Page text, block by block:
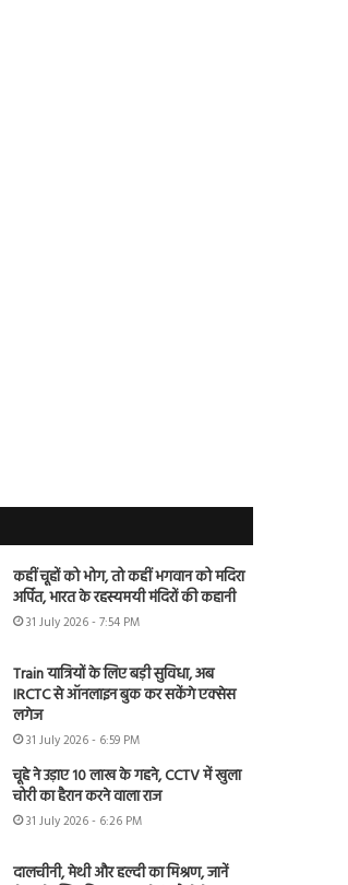
कहीं चूहों को भोग, तो कहीं भगवान को मदिरा
अर्पित, भारत के रहस्यमयी मंदिरों की कहानी
31 July 2026 - 7:54 PM
Train यात्रियों के लिए बड़ी सुविधा, अब
IRCTC से ऑनलाइन बुक कर सकेंगे एक्सेस
लगेज
31 July 2026 - 6:59 PM
चूहे ने उड़ाए 10 लाख के गहने, CCTV में खुला
चोरी का हैरान करने वाला राज
31 July 2026 - 6:26 PM
दालचीनी, मेथी और हल्दी का मिश्रण, जानें